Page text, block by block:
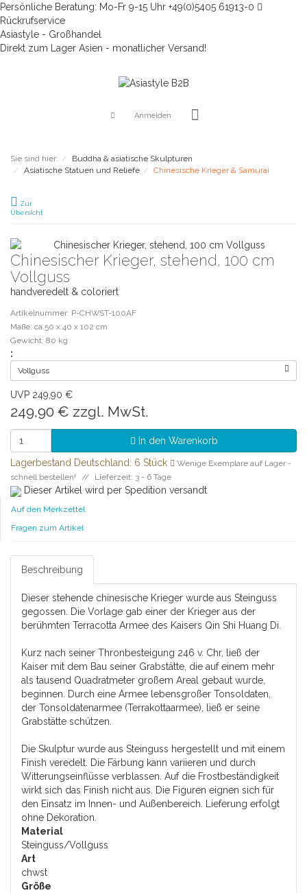
Persönliche Beratung: Mo-Fr 9-15 Uhr +49(0)5405 61913-0
Rückrufservice
Asiastyle - Großhandel
Direkt zum Lager Asien - monatlicher Versand!
Anmelden
Sie sind hier:
Buddha & asiatische Skulpturen
Asiatische Statuen und Reliefe
Chinesische Krieger & Samurai
Zur
Übersicht
Chinesischer Krieger, stehend, 100 cm
Vollguss
handveredelt & coloriert
Artikelnummer: P-CHWST-100AF
Maße: ca.50 x 40 x 102 cm
Gewicht: 80 kg
:
Vollguss
UVP 249,90 €
249,90 € zzgl. MwSt.
In den Warenkorb
Lagerbestand Deutschland: 6 Stück
Wenige Exemplare auf Lager -
schnell bestellen!
Lieferzeit: 3 - 6 Tage
Dieser Artikel wird per Spedition versandt
Auf den Merkzettel
Fragen zum Artikel
Beschreibung
Dieser stehende chinesische Krieger wurde aus Steinguss
gegossen. Die Vorlage gab einer der Krieger aus der
berühmten Terracotta Armee des Kaisers Qin Shi Huang Di.
Kurz nach seiner Thronbesteigung 246 v. Chr, ließ der
Kaiser mit dem Bau seiner Grabstätte, die auf einem mehr
als tausend Quadratmeter großem Areal gebaut wurde,
beginnen. Durch eine Armee lebensgroßer Tonsoldaten,
der Tonsoldatenarmee (Terrakottaarmee), ließ er seine
Grabstätte schützen.
Die Skulptur wurde aus Steinguss hergestellt und mit einem
Finish veredelt. Die Färbung kann variieren und durch
Witterungseinflüsse verblassen. Auf die Frostbeständigkeit
wirkt sich das Finish nicht aus. Die Figuren eignen sich für
den Einsatz im Innen- und Außenbereich. Lieferung erfolgt
ohne Dekoration.
Material
Steinguss/Vollguss
Art
chwst
Größe